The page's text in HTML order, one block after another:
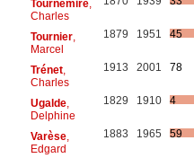
Tournemire,
Charles
Tournier,
Marcel
1879 1951 45
Trénet,
Charles
1913 2001 78
Ugalde,
Delphine
1829 1910 4
Varèse,
Edgard
1883 1965 59